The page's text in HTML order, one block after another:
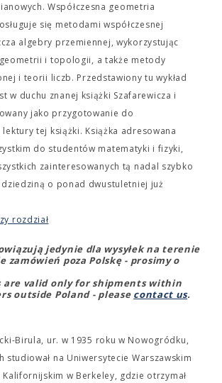
Współczesna geometria
się metodami współczesnej
algebry przemiennej, wykorzystując
i topologii, a także metody
i teorii liczb. Przedstawiony tu wykład
w duchu znanej książki Szafarewicza i
jako przygotowanie do
lektury tej książki. Książka adresowana
do studentów matematyki i fizyki,
zainteresowanych tą nadal szybko
o ponad dwustuletniej już
rozdział
jedynie dla wysyłek na terenie
zamówień poza Polskę - prosimy o
are valid only for shipments within
outside Poland - please contact us.
Birula, ur. w 1935 roku w Nowogródku,
studiował na Uniwersytecie Warszawskim
w Berkeley, gdzie otrzymał